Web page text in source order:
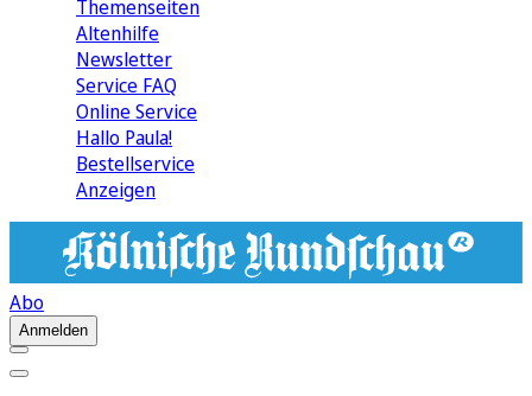
Themenseiten
Altenhilfe
Newsletter
Service FAQ
Online Service
Hallo Paula!
Bestellservice
Anzeigen
Abo
Anmelden